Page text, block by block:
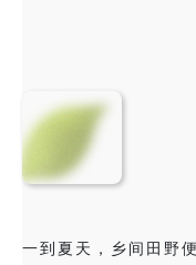
一到夏天，乡间田野